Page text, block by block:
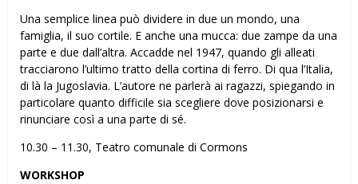
Una semplice linea può dividere in due un mondo, una
famiglia, il suo cortile. E anche una mucca: due zampe da una
parte e due dall’altra. Accadde nel 1947, quando gli alleati
tracciarono l’ultimo tratto della cortina di ferro. Di qua l’Italia,
di là la Jugoslavia. L’autore ne parlerà ai ragazzi, spiegando in
particolare quanto difficile sia scegliere dove posizionarsi e
rinunciare così a una parte di sé.
10.30 – 11.30, Teatro comunale di Cormons
WORKSHOP